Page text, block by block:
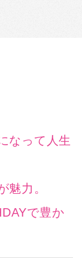
なって人生
魅力。
で豊か